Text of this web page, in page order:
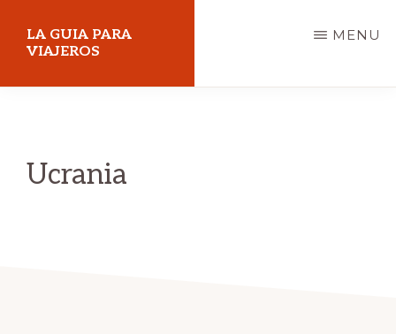
LA GUIA PARA
VIAJEROS
MENU
Ucrania